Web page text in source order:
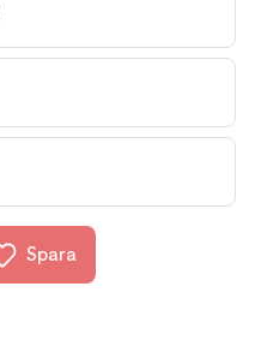
Spara